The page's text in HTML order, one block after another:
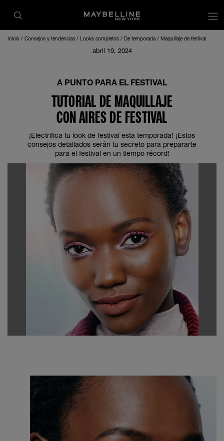
Inicio Consejos y tendencias Looks completos De temporada Maquillaje de festival
abril 19, 2024
A PUNTO PARA EL FESTIVAL
TUTORIAL DE MAQUILLAJE
CON AIRES DE FESTIVAL
¡Electrifica tu look de festival esta temporada! ¡Estos
consejos detallados serán tu secreto para prepararte
para el festival en un tiempo récord!